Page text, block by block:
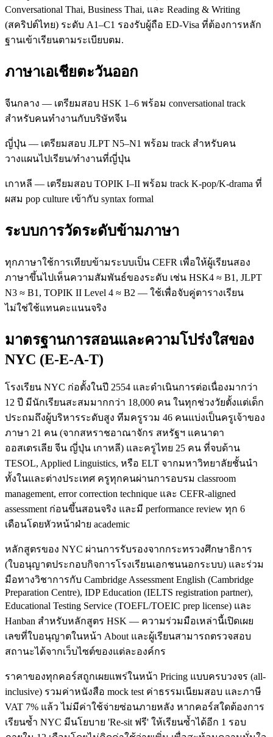
Conversational Thai, Business Thai, และ Reading & Writing
(สคริปต์ไทย) ระดับ A1–C1 รองรับผู้ถือ ED-Visa ที่ต้องการหลัก
ฐานเข้าเรียนตามระเบียบตม.
ภาษาเอเชียตะวันออก
จีนกลาง — เตรียมสอบ HSK 1–6 พร้อม conversational track
สำหรับคนทำงานกับบริษัทจีน
ญี่ปุ่น — เตรียมสอบ JLPT N5–N1 พร้อม track สำหรับคน
วางแผนไปเรียน/ทำงานที่ญี่ปุ่น
เกาหลี — เตรียมสอบ TOPIK I–II พร้อม track K-pop/K-drama ที่
ผสม pop culture เข้ากับ syntax formal
ระบบการวัดระดับข้ามภาษา
ทุกภาษาใช้การเทียบข้ามระบบเป็น CEFR เพื่อให้ผู้เรียนสอง
ภาษาขึ้นไปเห็นความสัมพันธ์ของระดับ เช่น HSK4 ≈ B1, JLPT
N3 ≈ B1, TOPIK II Level 4 ≈ B2 — ใช้เพื่อจับคู่ตารางเรียน
ไม่ใช่ใช้แทนคะแนนจริง
มาตรฐานการสอนและความโปร่งใสของ
NYC (E-E-A-T)
โรงเรียน NYC ก่อตั้งในปี 2554 และดำเนินการต่อเนื่องมากว่า
12 ปี มีนักเรียนสะสมมากกว่า 18,000 คน ในทุกช่วงวัยตั้งแต่เด็ก
ประถมถึงผู้บริหารระดับสูง ทีมครูรวม 46 คนแบ่งเป็นครูเจ้าของ
ภาษา 21 คน (จากสหราชอาณาจักร สหรัฐฯ แคนาดา
ออสเตรเลีย จีน ญี่ปุ่น เกาหลี) และครูไทย 25 คน ที่จบด้าน
TESOL, Applied Linguistics, หรือ ELT จากมหาวิทยาลัยชั้นนำ
ทั้งในและต่างประเทศ ครูทุกคนผ่านการอบรม classroom
management, error correction technique และ CEFR-aligned
assessment ก่อนขึ้นสอนจริง และมี performance review ทุก 6
เดือนโดยหัวหน้าฝ่าย academic
หลักสูตรของ NYC ผ่านการรับรองจากกระทรวงศึกษาธิการ
(ใบอนุญาตประกอบกิจการโรงเรียนเอกชนนอกระบบ) และร่วม
มือทางวิชาการกับ Cambridge Assessment English (Cambridge
Preparation Centre), IDP Education (IELTS registration partner),
Educational Testing Service (TOEFL/TOEIC prep license) และ
Hanban สำหรับหลักสูตร HSK — ความร่วมมือเหล่านี้เปิดเผย
เลขที่ใบอนุญาตในหน้า About และผู้เรียนสามารถตรวจสอบ
สถานะได้จากเว็บไซต์ของแต่ละองค์กร
ราคาของทุกคอร์สถูกเผยแพร่ในหน้า Pricing แบบครบวงจร (all-
inclusive) รวมค่าหนังสือ mock test ค่าธรรมเนียมสอบ และภาษี
VAT 7% แล้ว ไม่มีค่าใช้จ่ายซ่อนภายหลัง หากคอร์สใดต้องการ
เรียนซ้ำ NYC มีนโยบาย 'Re-sit ฟรี' ให้เรียนซ้ำได้อีก 1 รอบ